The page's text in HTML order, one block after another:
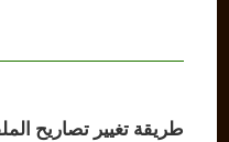
طريقة تغيير تصاريح